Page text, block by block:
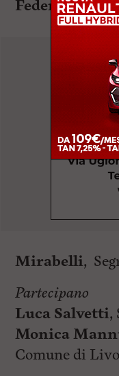
Federico
Mirabelli,
Partecipano
Luca Salvetti,
Monica
Comune di